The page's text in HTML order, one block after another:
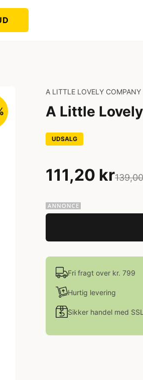
A LITTLE LOVELY COMPANY
A Little
UDSALG
111,20 kr
Fri fragt over kr. 799
Hurtig levering
Sikker handel med SSL